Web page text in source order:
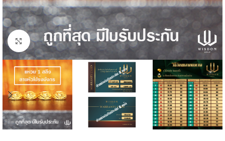
Click to enlarge